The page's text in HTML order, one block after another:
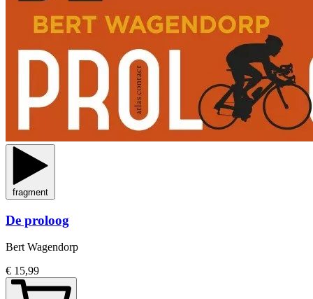
fragment
De proloog
Bert Wagendorp
€ 15,99